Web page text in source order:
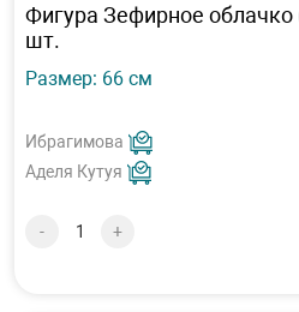
Фигура Зефирное облачко
шт.
Размер: 66 см
Ибрагимова
Аделя Кутуя
- +